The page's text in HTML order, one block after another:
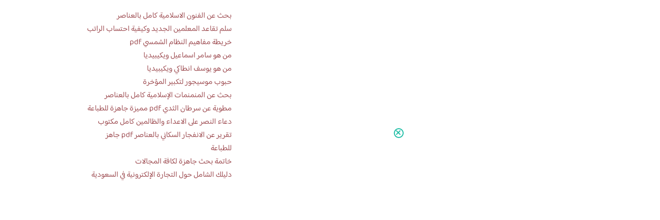
بحث عن الفنون الاسلامية كامل بالعناصر
سلم تقاعد المعلمين الجديد وكيفية احتساب الراتب
خريطة مفاهيم النظام الشمسي pdf
من هو سامر اسماعيل ويكيبيديا
من هو يوسف انطاكي ويكيبيديا
حبوب موسيجور لتكبير المؤخرة
بحث عن المنمنمات الإسلامية كامل بالعناصر
مطوية عن سرطان الثدي pdf مميزة جاهزة للطباعة
دعاء النصر على الاعداء والظالمين كامل مكتوب
تقرير عن الانفجار السكاني بالعناصر pdf جاهز
للطباعة
خاتمة بحث جاهزة لكافة المجالات
دليلك الشامل حول التجارة الإلكترونية في السعودية